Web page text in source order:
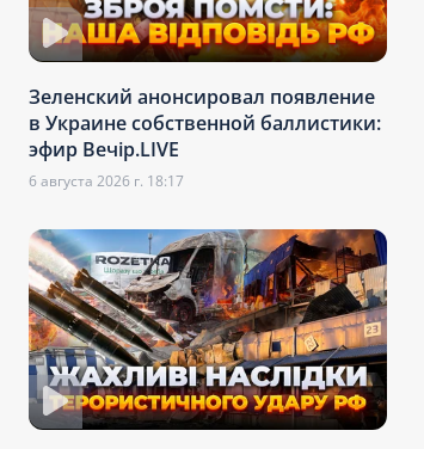
Зеленский анонсировал появление
в Украине собственной баллистики:
эфир Вечір.LIVE
6 августа 2026 г. 18:17